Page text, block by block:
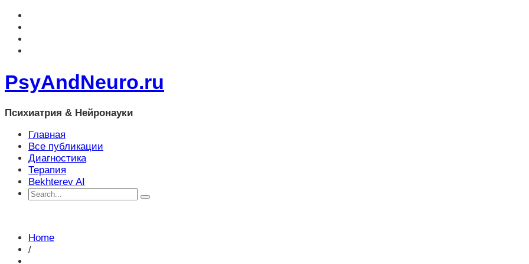
PsyAndNeuro.ru
Психиатрия & Нейронауки
Главная
Все публикации
Диагностика
Терапия
Bekhterev AI
Home
/